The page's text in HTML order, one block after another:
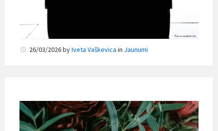
26/03/2026byIveta Vaškevica in Jaunumi